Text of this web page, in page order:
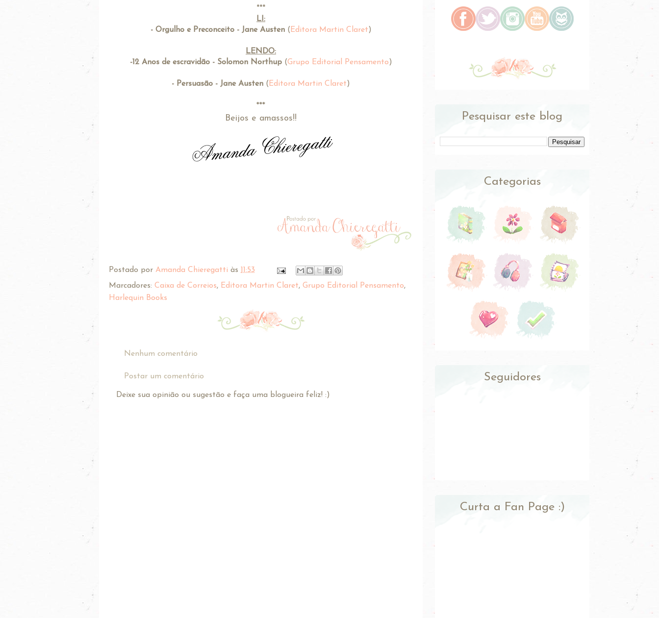
***
LI:
- Orgulho e Preconceito - Jane Austen ( Editora Martin Claret)
LENDO:
-12 Anos de escravidão - Solomon Northup(Grupo Editorial Pensamento)
- Persuasão - Jane Austen ( Editora Martin Claret)
***
Beijos e amassos!!
Postado por Amanda Chieregatti às
11:53
Marcadores: Caixa de Correios, Editora Martin Claret, Grupo Editorial Pensamento,
Harlequin Books
Nenhum comentário
Postar um comentário
Deixe sua opinião ou sugestão e faça uma blogueira feliz! :)
Pesquisar este blog
Categorias
Seguidores
Curta a Fan Page :)